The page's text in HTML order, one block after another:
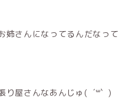
姉さんになってるんだなっ
り屋さんなあんじゅ( ´꒳​` )